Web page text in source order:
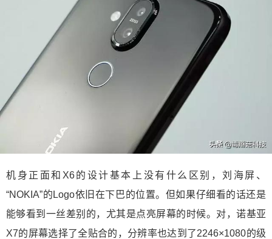
机身正面和X6的设计基本上没有什么区别，刘海屏、
“NOKIA”的Logo依旧在下巴的位置。但如果仔细看的话还是
能够看到一丝差别的，尤其是点亮屏幕的时候。对，诺基亚
X7的屏幕选择了全贴合的，分辨率也达到了2246×1080的级